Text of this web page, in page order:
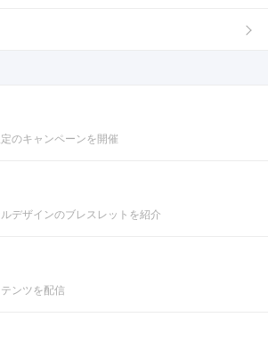
のキャンペーンを開催
デザインのブレスレットを紹介
ンツを配信